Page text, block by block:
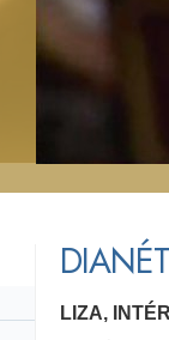
LIZA,